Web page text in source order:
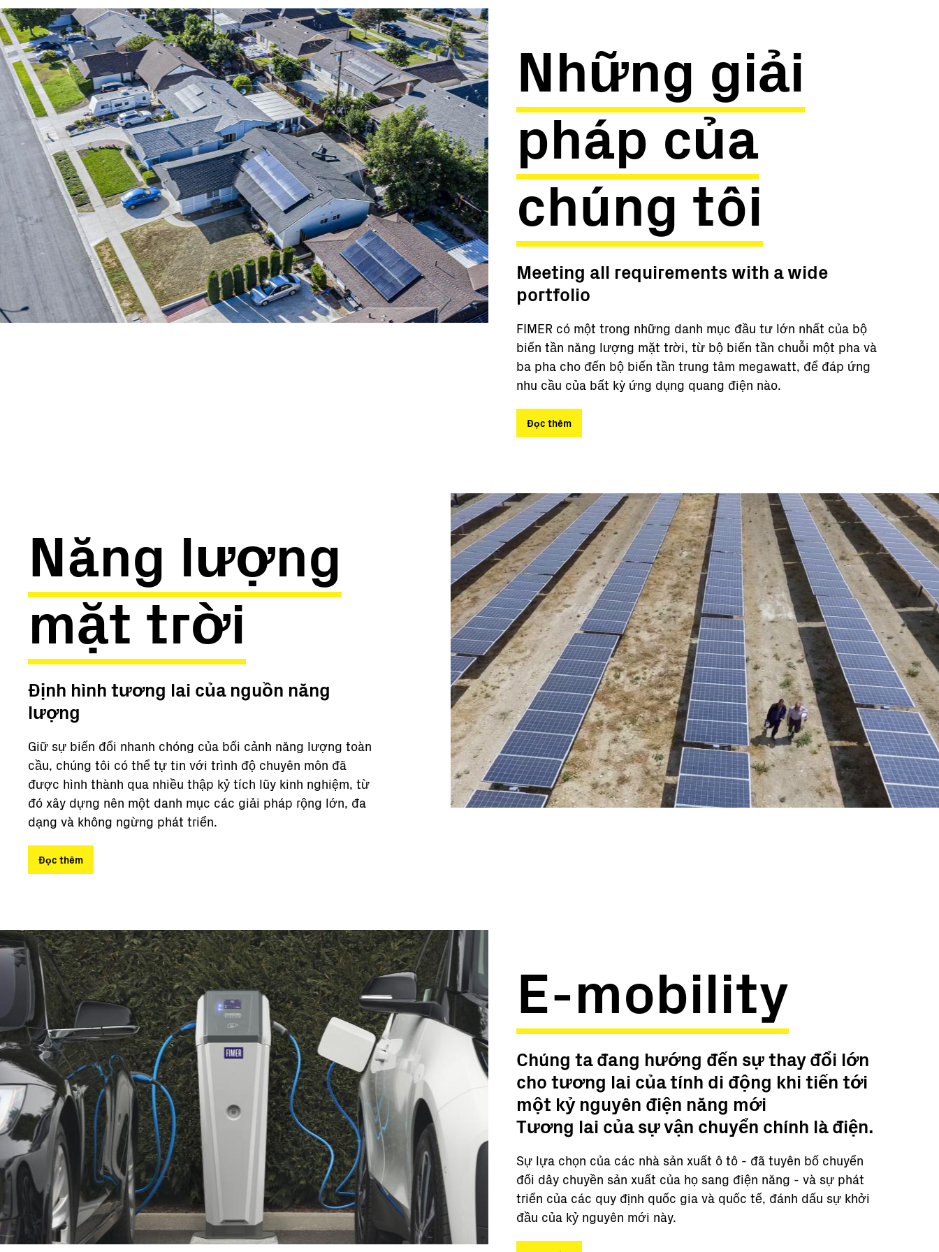
Những giải
pháp của
chúng tôi
Meeting all requirements with a wide
portfolio
FIMER có một trong những danh mục đầu tư lớn nhất của bộ
biến tần năng lượng mặt trời, từ bộ biến tần chuỗi một pha và
ba pha cho đến bộ biến tần trung tâm megawatt, để đáp ứng
nhu cầu của bất kỳ ứng dụng quang điện nào.
Đọc thêm
Năng lượng
mặt trời
Định hình tương lai của nguồn năng
lượng
Giữ sự biến đổi nhanh chóng của bối cảnh năng lượng toàn
cầu, chúng tôi có thể tự tin với trình độ chuyên môn đã
được hình thành qua nhiều thập kỷ tích lũy kinh nghiệm, từ
đó xây dựng nên một danh mục các giải pháp rộng lớn, đa
dạng và không ngừng phát triển.
Đọc thêm
E-mobility
Chúng ta đang hướng đến sự thay đổi lớn
cho tương lai của tính di động khi tiến tới
một kỷ nguyên điện năng mới
Tương lai của sự vận chuyển chính là điện.
Sự lựa chọn của các nhà sản xuất ô tô - đã tuyên bố chuyển
đổi dây chuyền sản xuất của họ sang điện năng - và sự phát
triển của các quy định quốc gia và quốc tế, đánh dấu sự khởi
đầu của kỷ nguyên mới này.